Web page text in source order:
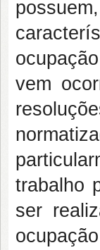
vem
trabalho
ser